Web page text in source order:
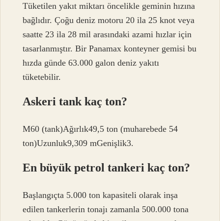
Tüketilen yakıt miktarı öncelikle geminin hızına
bağlıdır. Çoğu deniz motoru 20 ila 25 knot veya
saatte 23 ila 28 mil arasındaki azami hızlar için
tasarlanmıştır. Bir Panamax konteyner gemisi bu
hızda günde 63.000 galon deniz yakıtı
tüketebilir.
Askeri tank kaç ton?
M60 (tank)Ağırlık49,5 ton (muharebede 54
ton)Uzunluk9,309 mGenişlik3.
En büyük petrol tankeri kaç ton?
Başlangıçta 5.000 ton kapasiteli olarak inşa
edilen tankerlerin tonajı zamanla 500.000 tona